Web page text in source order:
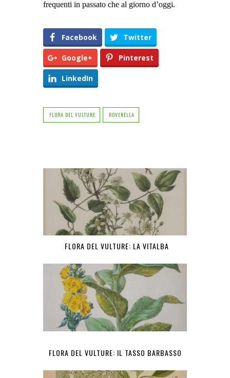
frequenti in passato che al giorno d’oggi.
Facebook Twitter
Google+ Pinterest
LinkedIn
FLORA DEL VULTURE ROVERELLA
FLORA DEL VULTURE: LA VITALBA
FLORA DEL VULTURE: IL TASSO BARBASSO